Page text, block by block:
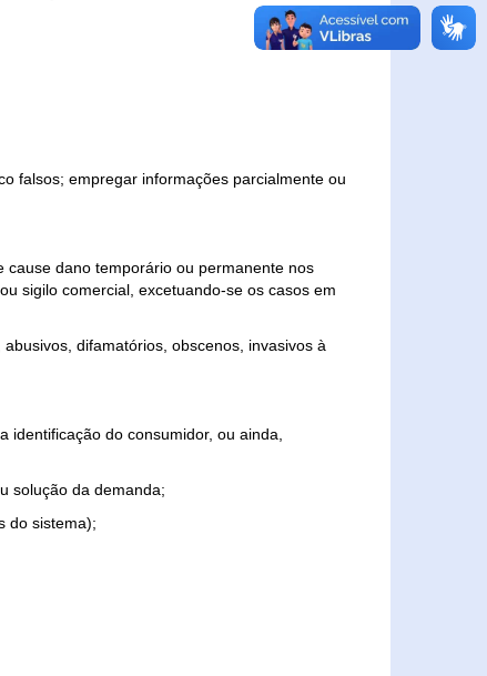
falsos; empregar informações parcialmente ou
cause dano temporário ou permanente nos
sigilo comercial, excetuando-se os casos em
difamatórios, obscenos, invasivos à
do consumidor, ou ainda,
solução da demanda;
do sistema);